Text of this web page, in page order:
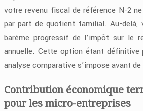
votre revenu fiscal de référence N-2
par part de quotient familial. Au-delà,
barème progressif de l’impôt sur le
annuelle. Cette option étant définitive
analyse comparative s’impose avant
Contribution économique
pour les micro-entreprises